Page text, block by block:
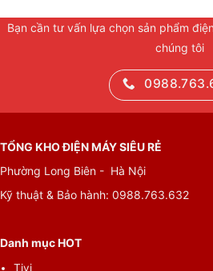
Bạn cần tư vấn lựa chọn sản phẩm
chúng tôi
TỔNG KHO ĐIỆN MÁY SIÊU RẺ
Phường Long Biên - Hà Nội
Kỹ thuật & Bảo hành: 0988.763.632
Danh mục HOT
Tivi